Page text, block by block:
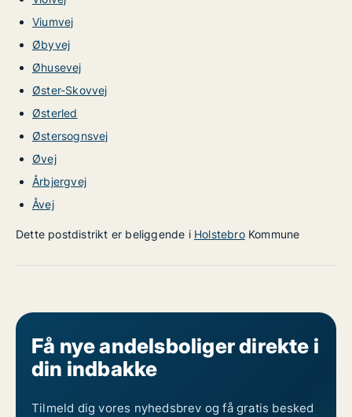
Viumvej
Øbyvej
Øhusevej
Øster-Skovvej
Østerled
Østersognsvej
Øvej
Årbjergvej
Åvej
Dette postdistrikt er beliggende i HolstebroKommune
Få nye andelsboliger direkte i
din indbakke
Tilmeld dig vores nyhedsbrev og få gratis besked